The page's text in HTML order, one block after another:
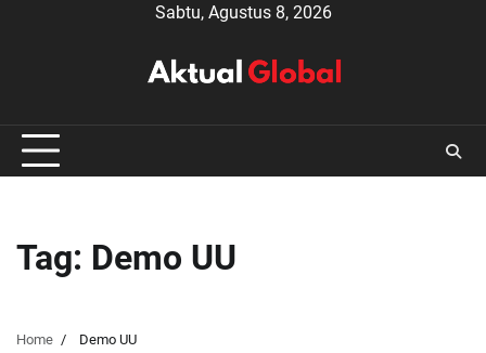
Sabtu, Agustus 8, 2026
Tag: Demo UU
Home Demo UU